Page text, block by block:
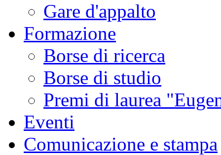
Gare d'appalto
Formazione
Borse di ricerca
Borse di studio
Premi di laurea
Eventi
Comunicazione e stampa